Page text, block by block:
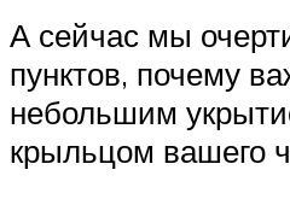
А сейчас мы
пунктов, почему
небольшим
крыльцом вашего